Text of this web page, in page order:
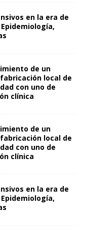
en la era de
de un
local de
con uno de
clínica
de un
local de
con uno de
clínica
en la era de